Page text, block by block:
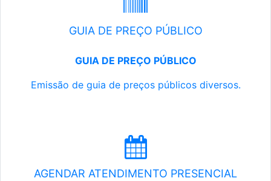
GUIA DE PREÇO PÚBLICO
GUIA DE PREÇO PÚBLICO
Emissão de guia de preços públicos diversos.
AGENDAR ATENDIMENTO PRESENCIAL